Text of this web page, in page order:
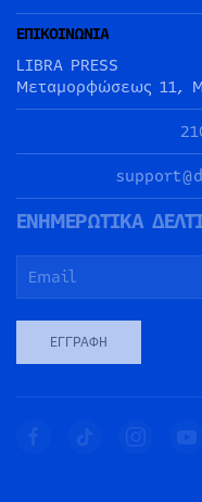
ΕΠΙΚΟΙΝΩΝΙΑ
LIBRA PRESS
Μεταμορφώσεως 11,
ΕΝΗΜΕΡΩΤΙΚΑ
ΕΓΓΡΑΦΉ